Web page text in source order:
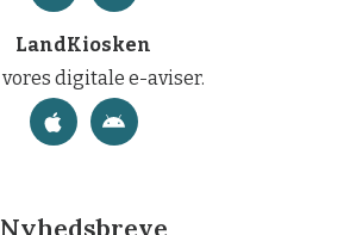
LandKiosken
digitale e-aviser.
Nyhedsbreve